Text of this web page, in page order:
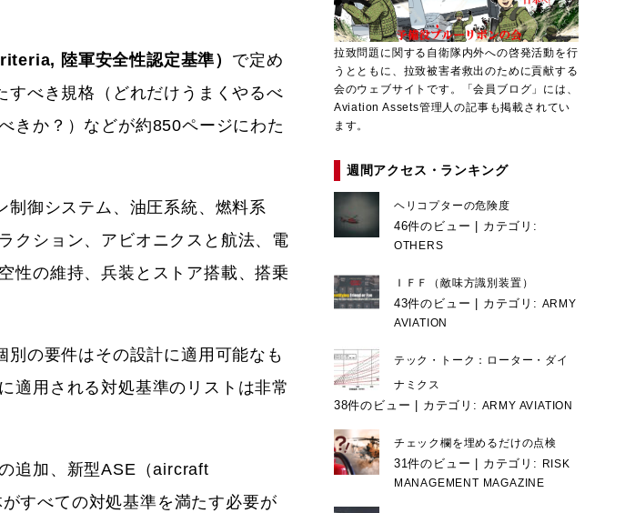
陸軍安全性認定基準） で定め
すべき規格（どれだけうまくやるべ
きか？）などが約850ページにわた
御システム、油圧系統、燃料系
クション、アビオニクスと航法、電
性の維持、兵装とストア搭載、搭乗
の要件はその設計に適用可能なも
適用される対処基準のリストは非常
追加、新型ASE（aircraft
すべての対処基準を満たす必要が
拉致問題に関する自衛隊内外への啓発活動を行
うとともに、拉致被害者救出のために貢献する
会のウェブサイトです。「会員ブログ」には、
Aviation Assets管理人の記事も掲載されてい
ます。
週間アクセス・ランキング
ヘリコプターの危険度
46件のビュー カテゴリ:
OTHERS
ＩＦＦ（敵味方識別装置）
43件のビュー カテゴリ: ARMY
AVIATION
テック・トーク：ローター・ダイ
ナミクス
38件のビュー カテゴリ: ARMY AVIATION
チェック欄を埋めるだけの点検
31件のビュー カテゴリ:
RISK
MANAGEMENT MAGAZINE